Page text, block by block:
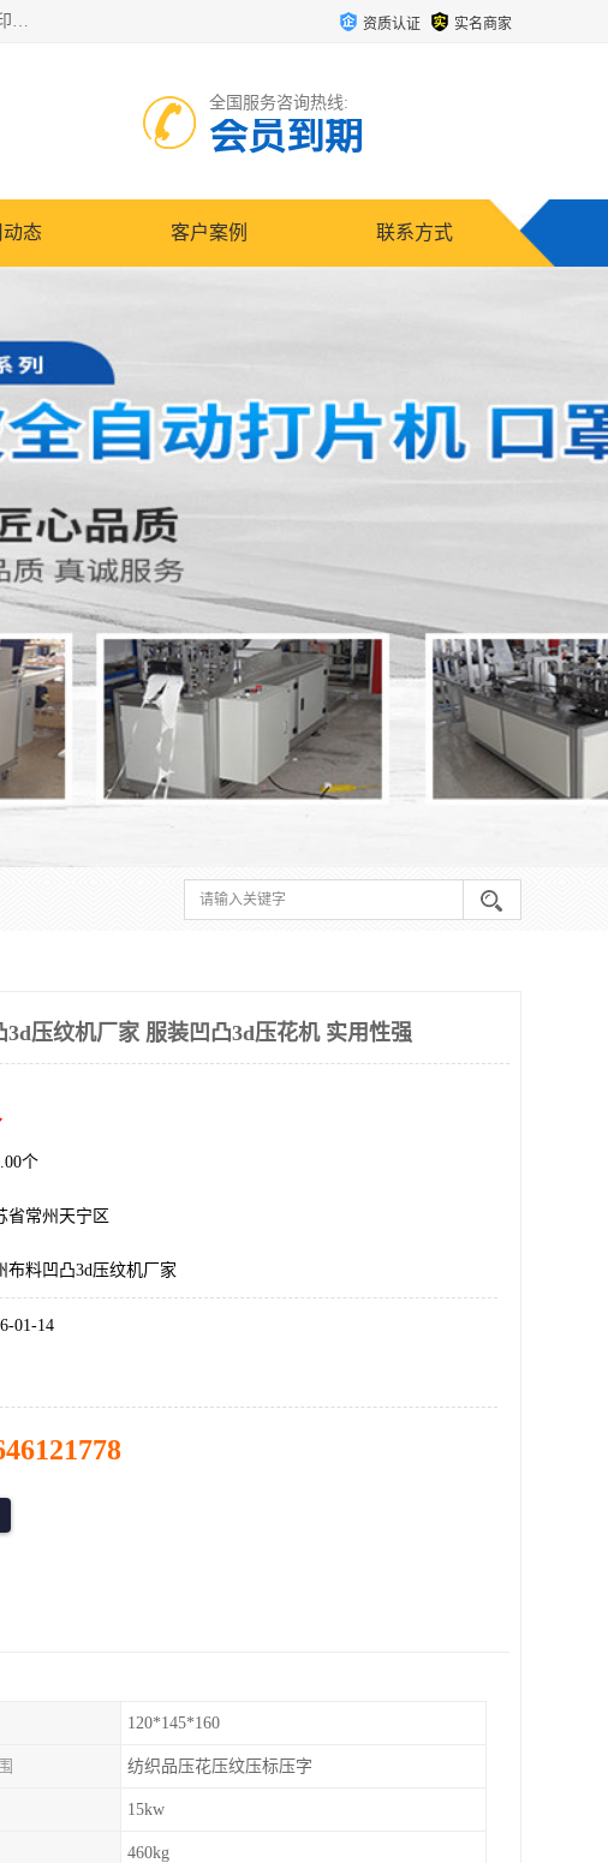
常州联宇机电自动化科技有限公司主营产品：pvc塑料焊机、高频热合机、软膜天花压边机、服装布料凹凸压花机、布料3d压印设备、服装植胶设备、超声波布料花边机、无纺布热合机、全自动压花机。 资质认证 实名商家
全国服务咨询热线:
会员到期
动态 客户案例 联系方式
3d压纹机厂家 服装凹凸3d压花机 实用性强
个
省常州天宁区
布料凹凸3d压纹机厂家
01-14
120*145*160
纺织品压花压纹压标压字
15kw
460kg